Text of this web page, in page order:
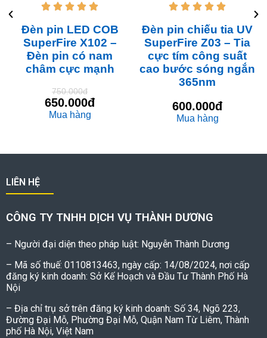
    
Đèn pin LED COB
SuperFire X102 –
Đèn pin có nam
châm cực mạnh
750.000đ
650.000đ
Mua hàng
    
Đèn pin chiếu tia UV
SuperFire Z03 – Tia
cực tím công suất
cao bước sóng ngắn
365nm
600.000đ
Mua hàng
LIÊN HỆ
CÔNG TY TNHH DỊCH VỤ THÀNH DƯƠNG
– Người đại diện theo pháp luật: Nguyễn Thành Dương
– Mã số thuế: 0110813463, ngày cấp: 14/08/2024, nơi cấp
đăng ký kinh doanh: Sở Kế Hoạch và Đầu Tư Thành Phố Hà
Nội
– Địa chỉ trụ sở trên đăng ký kinh doanh: Số 34, Ngõ 223,
Đường Đại Mỗ, Phường Đại Mỗ, Quận Nam Từ Liêm, Thành
phố Hà Nội, Việt Nam